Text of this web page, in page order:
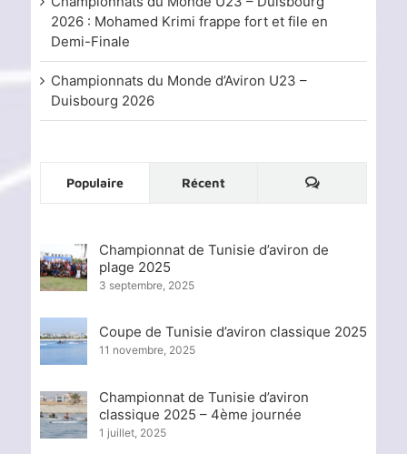
2026 : Mohamed Krimi frappe fort et file en
Demi-Finale
Championnats du Monde d’Aviron U23 –
Duisbourg 2026
Populaire Récent
Championnat de Tunisie d’aviron de
plage 2025
3 septembre, 2025
Coupe de Tunisie d’aviron classique 2025
11 novembre, 2025
Championnat de Tunisie d’aviron
classique 2025 – 4ème journée
1 juillet, 2025